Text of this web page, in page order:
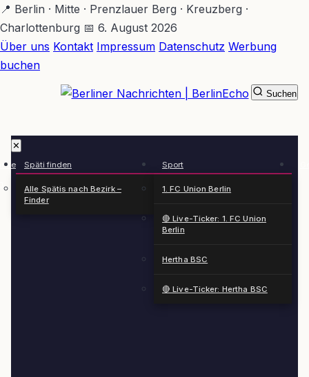
Zum
Hauptinhalt
springen
📍 Berlin · Mitte · Prenzlauer Berg · Kreuzberg ·
Charlottenburg 📅 6. August 2026
Über uns Kontakt Impressum Datenschutz Werbung
buchen
✕
Späti finden
Alle Spätis nach Bezirk –
Finder
Sport
1. FC Union Berlin
🔴 Live-Ticker: 1. FC Union
Berlin
Hertha BSC
🔴 Live-Ticker: Hertha BSC
Suchen